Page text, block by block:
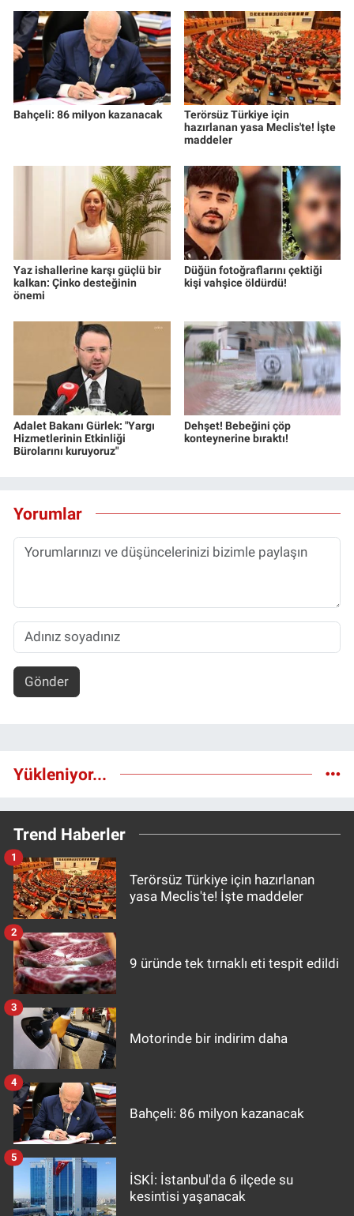
Bahçeli: 86 milyon kazanacak
Terörsüz Türkiye için
hazırlanan yasa Meclis'te! İşte
maddeler
Yaz ishallerine karşı güçlü bir
kalkan: Çinko desteğinin
önemi
Düğün fotoğraflarını çektiği
kişi vahşice öldürdü!
Adalet Bakanı Gürlek: "Yargı
Hizmetlerinin Etkinliği
Bürolarını kuruyoruz"
Dehşet! Bebeğini çöp
konteynerine bıraktı!
Yorumlar
Gönder
Yükleniyor...
Trend Haberler
Terörsüz Türkiye için hazırlanan
yasa Meclis'te! İşte maddeler
1
9 üründe tek tırnaklı eti tespit edildi
2
Motorinde bir indirim daha
3
Bahçeli: 86 milyon kazanacak
4
İSKİ: İstanbul'da 6 ilçede su
kesintisi yaşanacak
5